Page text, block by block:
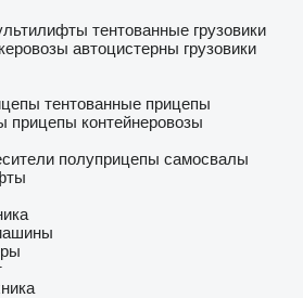
тентованные грузовики
автоцистерны грузовики
тентованные прицепы
прицепы контейнеровозы
полуприцепы самосвалы